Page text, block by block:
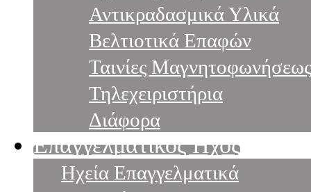
Αντικραδασμικά Υλικά
Βελτιοτικά Επαφών
Ταινίες Μαγνητοφωνήσεως
Τηλεχειριστήρια
Διάφορα
Επαγγελματικός Ηχος
Ηχεία Επαγγελματικά